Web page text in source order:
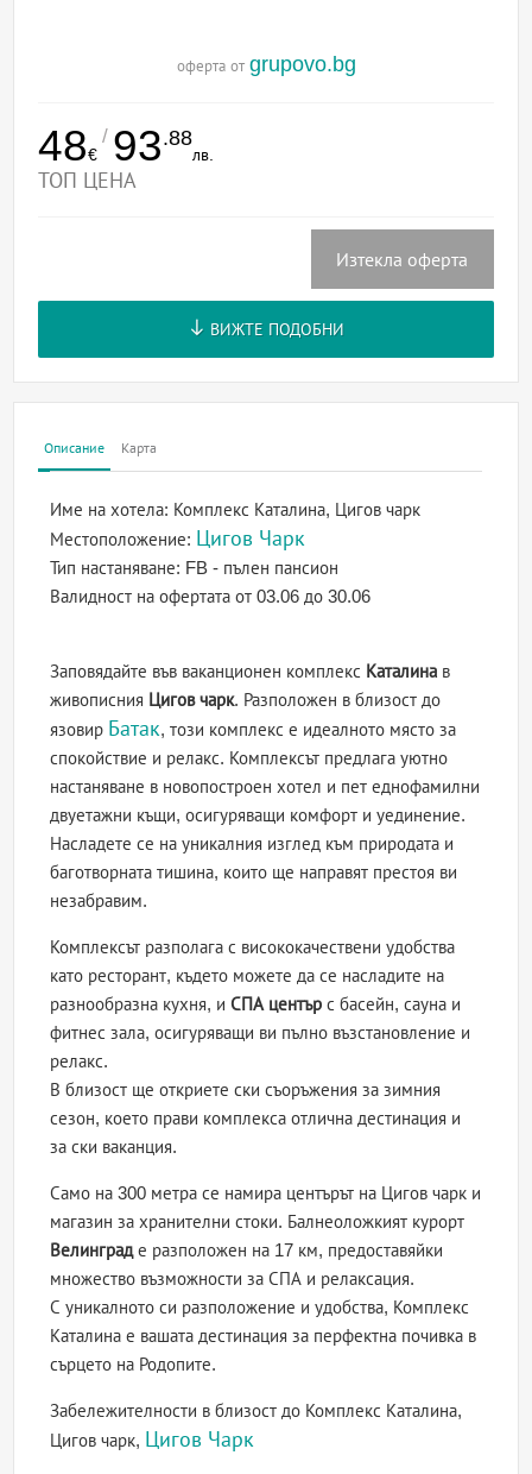
оферта от grupovo.bg
48€
/ 93.88
лв.
ТОП ЦЕНА
Изтекла оферта
ВИЖТЕ ПОДОБНИ
Описание Карта
Име на хотела: Комплекс Каталина, Цигов чарк
Местоположение: Цигов Чарк
Тип настаняване: FB - пълен пансион
Валидност на офертатаот 03.06 до 30.06
Заповядайте във ваканционен комплекс Каталина в
живописния Цигов чарк. Разположен в близост до
язовир Батак, този комплекс е идеалното място за
спокойствие и релакс. Комплексът предлага уютно
настаняване в новопостроен хотел и пет еднофамилни
двуетажни къщи, осигуряващи комфорт и уединение.
Насладете се на уникалния изглед към природата и
баготворната тишина, които ще направят престоя ви
незабравим.
Комплексът разполага с висококачествени удобства
като ресторант, където можете да се насладите на
разнообразна кухня, иСПА център с басейн, сауна и
фитнес зала, осигуряващи ви пълно възстановление и
релакс.
В близост ще откриете ски съоръжения за зимния
сезон, което прави комплекса отлична дестинация и
за ски ваканция.
Само на 300 метра се намира центърът на Цигов чарк и
магазин за хранителни стоки. Балнеоложкият курорт
Велинграде разположен на 17 км, предоставяйки
множество възможности за СПА и релаксация.
С уникалното си разположение и удобства, Комплекс
Каталина е вашата дестинация за перфектна почивка в
сърцето на Родопите.
Забележителности в близост до Комплекс Каталина,
Цигов чарк, Цигов Чарк